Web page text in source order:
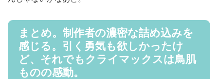
まとめ。制作者の濃密な詰め込みを
感じる。引く勇気も欲しかったけ
ど、それでもクライマックスは鳥肌
ものの感動。